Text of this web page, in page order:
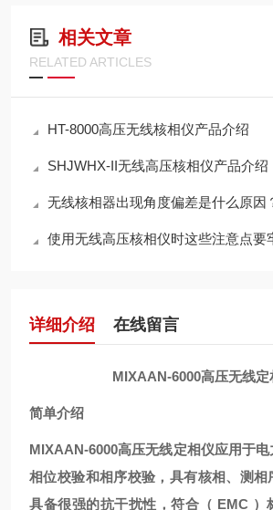
相关文章
RELATED ARTICLES
HT-8000高压无线核相仪产品介绍
SHJWHX-II无线高压核相仪产品介绍
无线核相器出现角度偏差是什么原因
使用无线高压核相仪时这些注意点要
详细介绍 在线留言
MIXAAN-6000高压无线定
简单介绍
MIXAAN-6000高压无线定相仪应用于
相位校验和相序校验，具有核相、测相
具备很强的抗干扰性，符合（ EMC ）